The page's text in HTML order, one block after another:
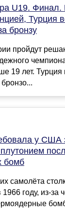
U19. Финал.
Турция
бронзу
пройдут
19 лет. Турция
у США
бомб
самолёта
году, из-за